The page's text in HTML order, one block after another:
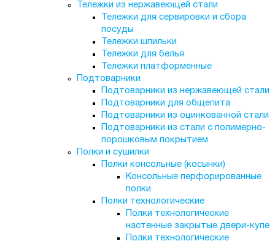
Тележки из нержавеющей стали
Тележки для сервировки и сбора
посуды
Тележки шпильки
Тележки для белья
Тележки платформенные
Подтоварники
Подтоварники из нержавеющей стали
Подтоварники для общепита
Подтоварники из оцинкованной стали
Подтоварники из стали с полимерно-
порошковым покрытием
Полки и сушилки
Полки консольные (косынки)
Консольные перфорированные
полки
Полки технологические
Полки технологические
настенные закрытые двери-купе
Полки технологические